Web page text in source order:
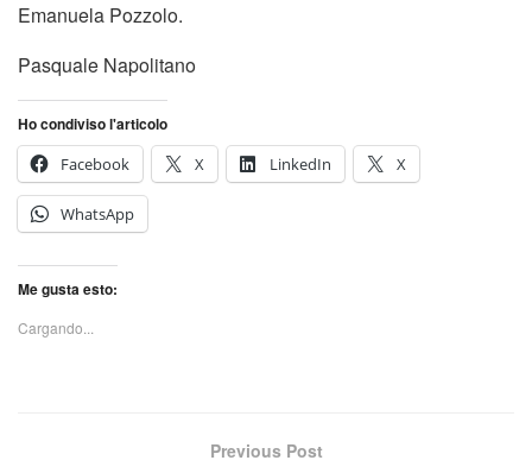
Emanuela Pozzolo.
Pasquale Napolitano
Ho condiviso l'articolo
Facebook
X LinkedIn X
WhatsApp
Me gusta esto:
Cargando...
Previous Post